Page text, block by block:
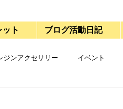
ト ブログ活動日記
ジンアクセサリー イベント